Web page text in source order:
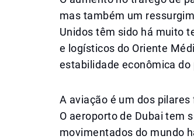
mas também um
Unidos têm sido há muito
e logísticos do Oriente
estabilidade econômica do
A aviação é um dos
O aeroporto de Dubai tem
movimentados do mundo